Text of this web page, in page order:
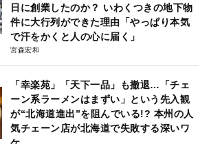
日に創業したのか？ いわくつきの地下物
件に大行列ができた理由「やっぱり本気
で汗をかくと人の心に届く」
宮森宏和
「幸楽苑」「天下一品」も撤退…「チェ
ーン系ラーメンはまずい」という先入観
が“北海道進出”を阻んでいる!? 本州の人
気チェーン店が北海道で失敗する深いワ